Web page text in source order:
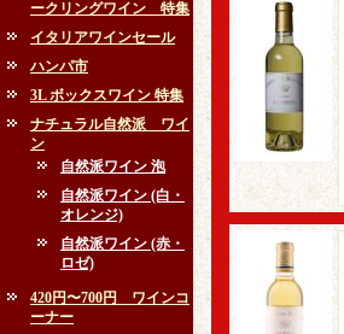
ークリングワイン 特集
イタリアワインセール
ハンパ市
3L ボックスワイン 特集
ナチュラル自然派 ワイ
ン
自然派ワイン 泡
自然派ワイン (白・
オレンジ)
自然派ワイン (赤・
ロゼ)
420円〜700円 ワインコ
ーナー